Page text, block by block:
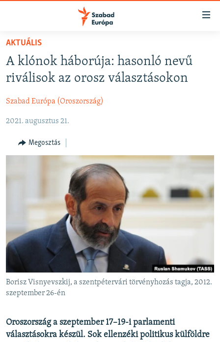
Akadálymentes
Ugrás
fő
oldalra
Ugrás
NAPIRENDEN
AKTUÁLIS
VIDEÓK
ELEMZŐ
NER15
TÁRSADALOM
A PÉNZ NYOMÁBAN
EURÓPAI UNIÓ
VILÁG
KLÍMAVÁLTOZÁS
A MÚLT TANULSÁGAI
AKTUÁLIS
A klónok háborúja: hasonló nevű
riválisok az orosz választásokon
Szabad Európa (Oroszország)
2021. augusztus 21.
Megosztás
Borisz Visnyevszkij, a szentpétervári törvényhozás tagja, 2012.
szeptember 26-én
Oroszország a szeptember 17–19-i parlamenti
választásokra készül. Sok ellenzéki politikus külföldre